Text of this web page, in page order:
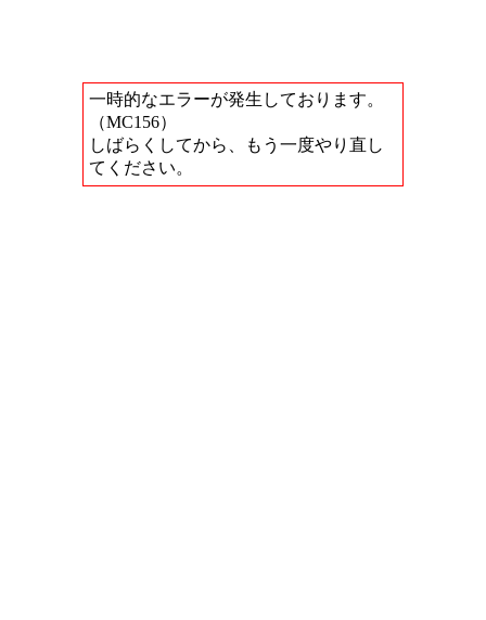
一時的なエラーが発生しております。
（MC156）
しばらくしてから、もう一度やり直し
てください。